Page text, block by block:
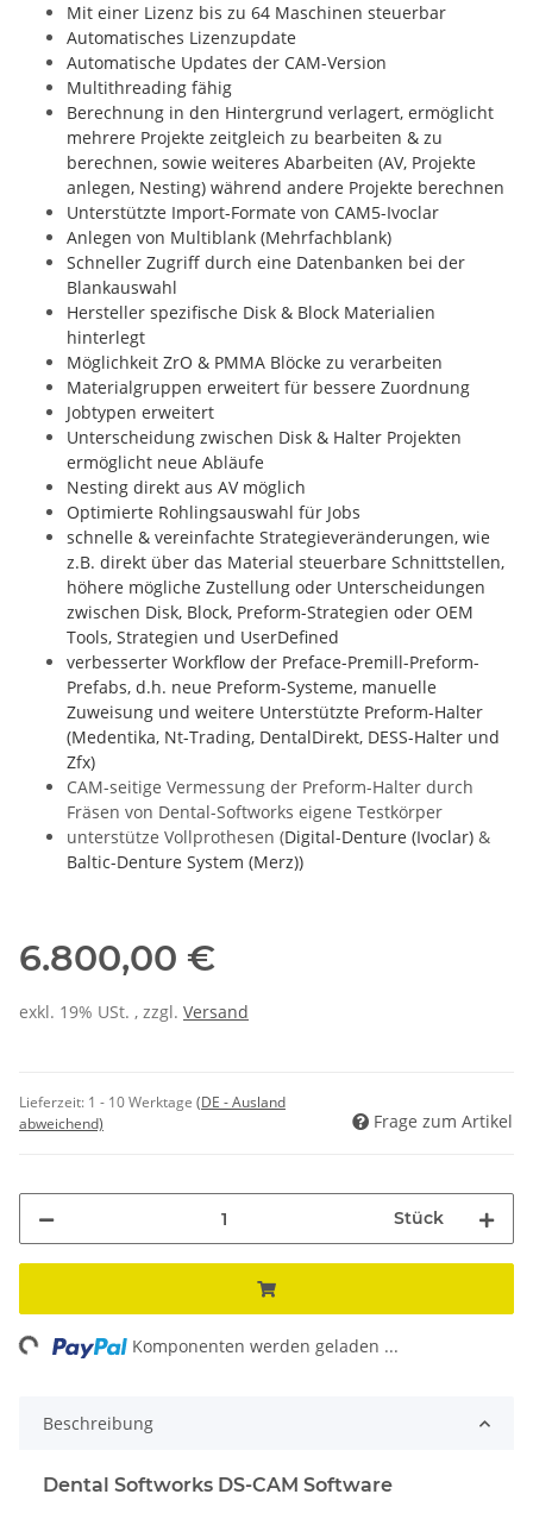
Mit einer Lizenz bis zu 64 Maschinen steuerbar
Automatisches Lizenzupdate
Automatische Updates der CAM-Version
Multithreading fähig
Berechnung in den Hintergrund verlagert, ermöglicht
mehrere Projekte zeitgleich zu bearbeiten & zu
berechnen, sowie weiteres Abarbeiten (AV, Projekte
anlegen, Nesting) während andere Projekte berechnen
Unterstützte Import-Formate von CAM5-Ivoclar
Anlegen von Multiblank (Mehrfachblank)
Schneller Zugriff durch eine Datenbanken bei der
Blankauswahl
Hersteller spezifische Disk & Block Materialien
hinterlegt
Möglichkeit ZrO & PMMA Blöcke zu verarbeiten
Materialgruppen erweitert für bessere Zuordnung
Jobtypen erweitert
Unterscheidung zwischen Disk & Halter Projekten
ermöglicht neue Abläufe
Nesting direkt aus AV möglich
Optimierte Rohlingsauswahl für Jobs
schnelle & vereinfachte Strategieveränderungen, wie
z.B. direkt über das Material steuerbare Schnittstellen,
höhere mögliche Zustellung oder Unterscheidungen
zwischen Disk, Block, Preform-Strategien oder OEM
Tools, Strategien und UserDefined
verbesserter Workflow der Preface-Premill-Preform-
Prefabs, d.h. neue Preform-Systeme, manuelle
Zuweisung und weitere Unterstützte Preform-Halter
(Medentika, Nt-Trading, DentalDirekt, DESS-Halter und
Zfx)
CAM-seitige Vermessung der Preform-Halter durch
Fräsen von Dental-Softworks eigene Testkörper
unterstütze Vollprothesen (Digital-Denture (Ivoclar) &
Baltic-Denture System (Merz))
6.800,00 €
exkl. 19% USt. , zzgl. Versand
Lieferzeit: 1 - 10 Werktage (DE - Ausland
abweichend)
Frage zum Artikel
Stück
Komponenten werden geladen ...
Beschreibung
Dental Softworks DS-CAM Software